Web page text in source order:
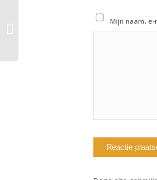
Mijn naam,
27 april 2019: Workout